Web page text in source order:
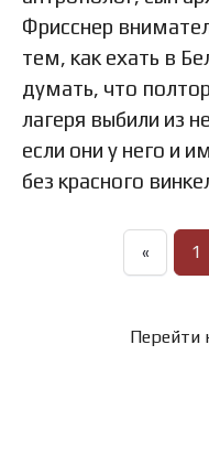
Фрисснер
тем, как ехать в
думать, что
лагеря выбили из
если они у него и
без красного
« 1
Перейти